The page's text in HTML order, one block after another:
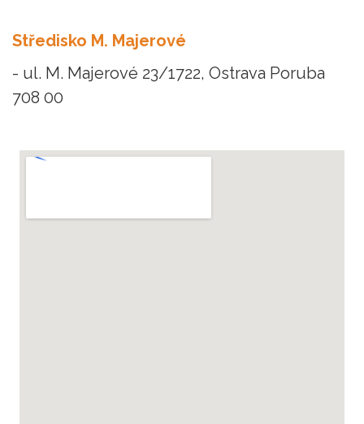
Středisko M. Majerové
- ul. M. Majerové 23/1722, Ostrava Poruba
708 00